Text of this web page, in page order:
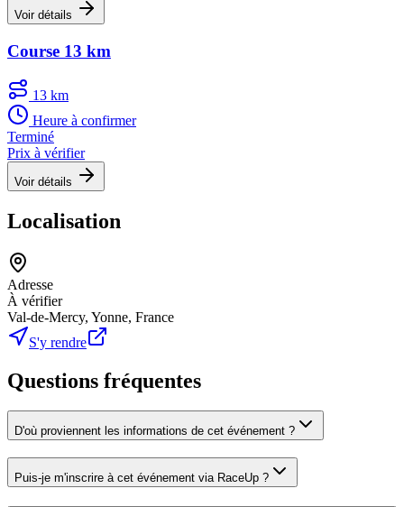
Voir détails
Course 13 km
13 km
Heure à confirmer
Terminé
Prix à vérifier
Voir détails
Localisation
Adresse
À vérifier
Val-de-Mercy, Yonne, France
S'y rendre
Questions fréquentes
D'où proviennent les informations de cet événement ?
Puis-je m'inscrire à cet événement via RaceUp ?